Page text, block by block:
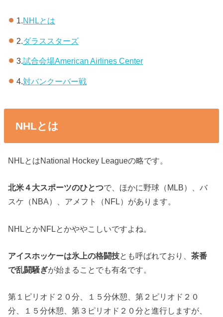
1.NHLとは
2.ダラススターズ
3.試合会場American Airlines Center
4.対バンクーバー戦
NHLとは
NHLとはNational Hockey Leagueの略です。
北米４大スポーツのひとつで、ほかに野球（MLB）、バ
スケ（NBA）、アメフト（NFL）があります。
NHLとかNFLとかややこしいですよね。
アイスホッケーは氷上の格闘技とも呼ばれており、茶番
で乱闘騒ぎが始まることでも有名です。
第１ピリオド２０分、１５分休憩、第２ピリオド２０
分、１５分休憩、第３ピリオド２０分と進行しますが、